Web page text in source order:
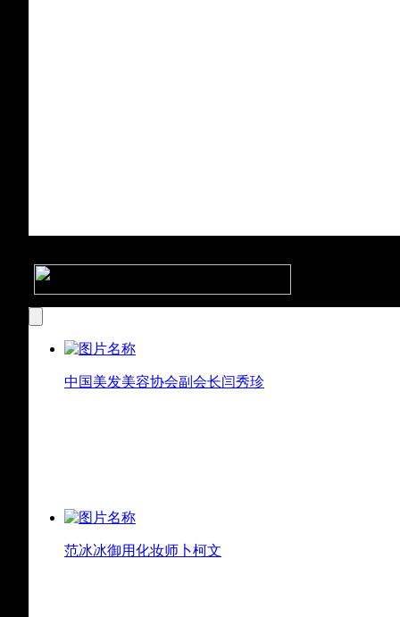
中国美发美容协会副会长闫秀珍
范冰冰御用化妆师卜柯文